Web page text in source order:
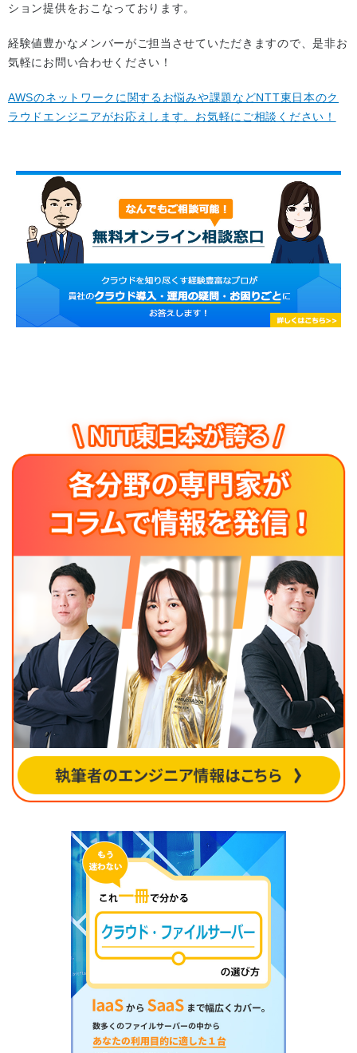
ション提供をおこなっております。
経験値豊かなメンバーがご担当させていただきますので、是非お
気軽にお問い合わせください！
AWSのネットワークに関するお悩みや課題などNTT東日本のク
ラウドエンジニアがお応えします。お気軽にご相談ください！